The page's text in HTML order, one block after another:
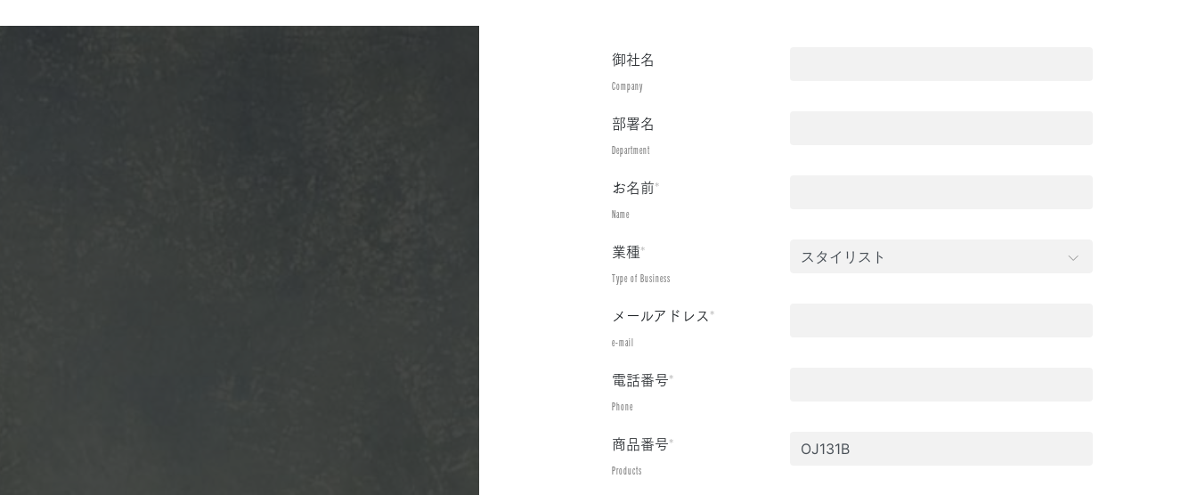
御社名
Company
部署名
Department
お名前*
Name
業種*
Type of Business
メールアドレス*
e-mail
電話番号*
Phone
商品番号*
Products